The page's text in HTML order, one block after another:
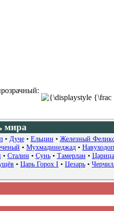
мира
• Дуче• Ельцин • Железный
• Мухмадинеджад •
• Сталин • Сунь• Тамерлан •
• Царь Горох I • Цезарь •